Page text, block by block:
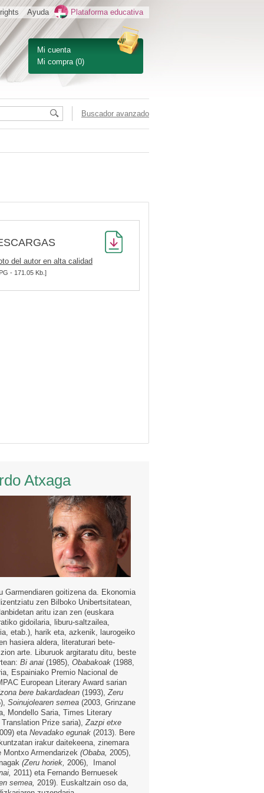
Mi cuenta
Mi compra (0)
Ayuda Plataforma educativa
Buscador avanzado
del autor en alta calidad
- 171.05 Kb.]
Atxaga
Garmendiaren goitizena da. Ekonomia
zen Bilboko Unibertsitatean,
aritu izan zen (euskara
gidoilaria, liburu-saltzailea,
etab.), harik eta, azkenik, laurogeiko
hasiera aldera, literaturari bete-
arte. Liburuok argitaratu ditu, beste
Bi anai (1985), Obabakoak (1988,
Espainiako Premio Nacional de
European Literary Award sarian
bere bakardadean (1993), Zeru
Soinujolearen semea (2003, Grinzane
Mondello Saria, Times Literary
Prize saria), Zazpi etxe
eta Nevadako egunak (2013). Bere
irakur daitekeena, zinemara
Montxo Armendarizek (Obaba, 2005),
(Zeru horiek, 2006), Imanol
2011) eta Fernando Bernuesek
semea,
2019). Euskaltzain oso da,